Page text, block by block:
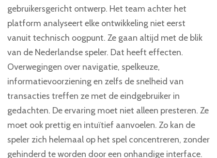
gebruikersgericht ontwerp. Het team achter het
platform analyseert elke ontwikkeling niet eerst
vanuit technisch oogpunt. Ze gaan altijd met de blik
van de Nederlandse speler. Dat heeft effecten.
Overwegingen over navigatie, spelkeuze,
informatievoorziening en zelfs de snelheid van
transacties treffen ze met de eindgebruiker in
gedachten. De ervaring moet niet alleen presteren. Ze
moet ook prettig en intuïtief aanvoelen. Zo kan de
speler zich helemaal op het spel concentreren, zonder
gehinderd te worden door een onhandige interface.